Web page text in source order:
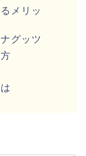
メリッ
グッツ